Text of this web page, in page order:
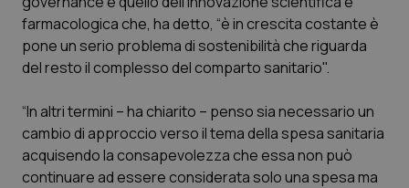
Professionisti Sanitari.AI
Abruzzo
Basilicata
Calabria
QS Pro Gold
Artrite & artrosi
Asma & BPCO
QS Club Newsletter
farmacologica che, ha detto, “è in crescita costante è
pone un serio problema di sostenibilità che riguarda
del resto il complesso del comparto sanitario".
“In altri termini – ha chiarito – penso sia necessario un
cambio di approccio verso il tema della spesa sanitaria
acquisendo la consapevolezza che essa non può
continuare ad essere considerata solo una spesa ma